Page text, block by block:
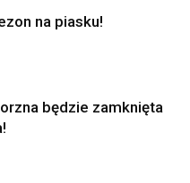
na piasku!
będzie zamknięta